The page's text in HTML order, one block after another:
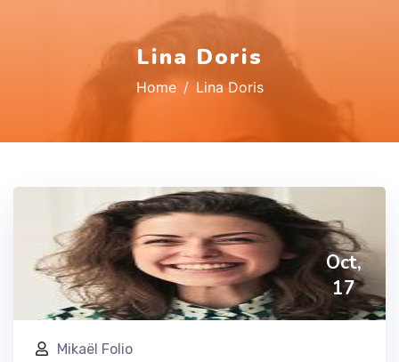
Lina Doris
Home Lina Doris
Oct,
17
Mikaël Folio